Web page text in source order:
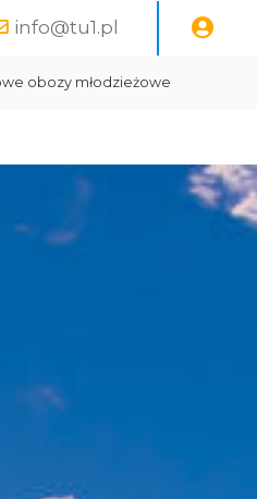
info@tu1.pl
obozy młodzieżowe